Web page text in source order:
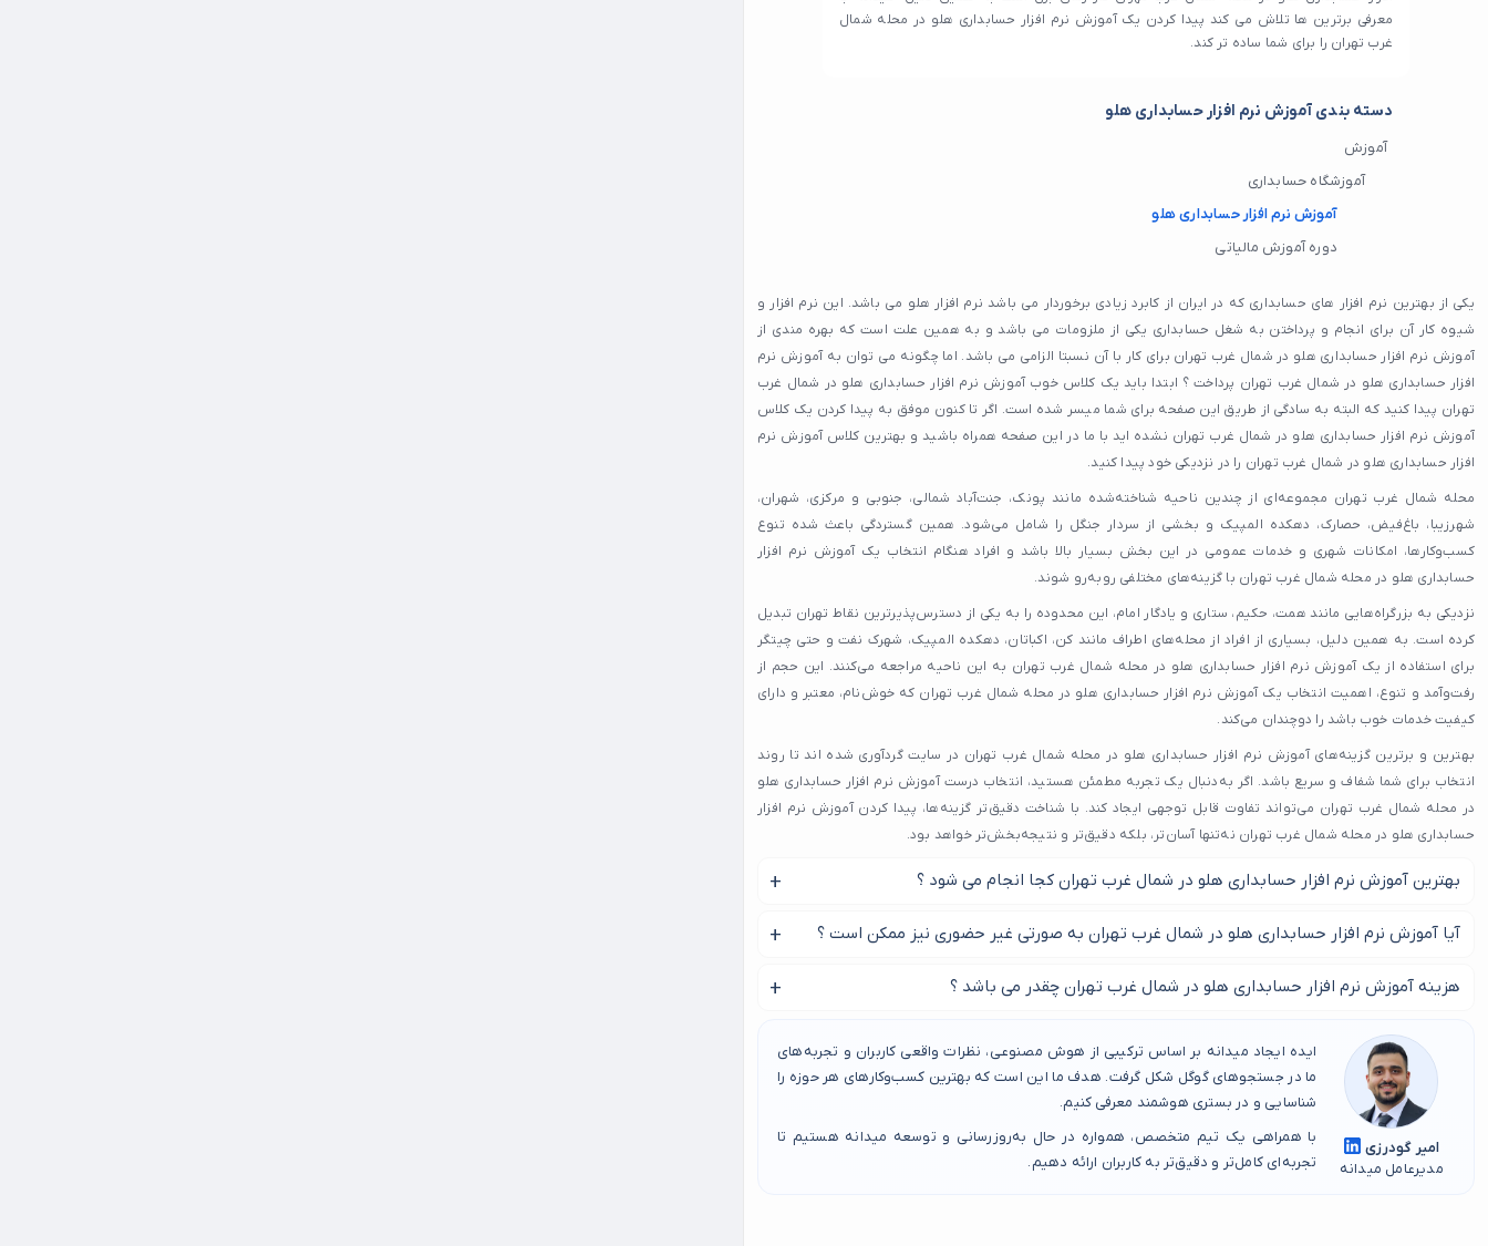
معرفی برترین ها تلاش می‌ کند پیدا کردن یک آموزش نرم افزار حسابداری هلو در محله شمال
غرب تهران را برای شما ساده تر کند.
دسته بندی آموزش نرم افزار حسابداری هلو
آموزش
آموزشگاه حسابداری
آموزش نرم افزار حسابداری هلو
دوره آموزش مالیاتی
یکی از بهترین نرم افزار های حسابداری که در ایران از کابرد زیادی برخوردار می باشد نرم افزار هلو می باشد. این نرم افزار و
شیوه کار آن برای انجام و پرداختن به شغل حسابداری یکی از ملزومات می باشد و به همین علت است که بهره مندی از
آموزش نرم افزار حسابداری هلو در شمال غرب تهران برای کار با آن نسبتا الزامی می باشد. اما چگونه می توان به آموزش نرم
افزار حسابداری هلو در شمال غرب تهران پرداخت ؟ ابتدا باید یک کلاس خوب آموزش نرم افزار حسابداری هلو در شمال غرب
تهران پیدا کنید که البته به سادگی از طریق این صفحه برای شما میسر شده است. اگر تا کنون موفق به پیدا کردن یک کلاس
آموزش نرم افزار حسابداری هلو در شمال غرب تهران نشده اید با ما در این صفحه همراه باشید و بهترین کلاس آموزش نرم
افزار حسابداری هلو در شمال غرب تهران را در نزدیکی خود پیدا کنید.
محله شمال غرب تهران مجموعه‌ای از چندین ناحیه شناخته‌شده مانند پونک، جنت‌آباد شمالی، جنوبی و مرکزی، شهران،
شهرزیبا، باغ‌فیض، حصارک، دهکده المپیک و بخشی از سردار جنگل را شامل می‌شود. همین گستردگی باعث شده تنوع
کسب‌وکارها، امکانات شهری و خدمات عمومی در این بخش بسیار بالا باشد و افراد هنگام انتخاب یک آموزش نرم افزار
حسابداری هلو در محله شمال غرب تهران با گزینه‌های مختلفی روبه‌رو شوند.
نزدیکی به بزرگراه‌هایی مانند همت، حکیم، ستاری و یادگار امام، این محدوده را به یکی از دسترس‌پذیرترین نقاط تهران تبدیل
کرده است. به همین دلیل، بسیاری از افراد از محله‌های اطراف مانند کن، اکباتان، دهکده المپیک، شهرک نفت و حتی چیتگر
برای استفاده از یک آموزش نرم افزار حسابداری هلو در محله شمال غرب تهران به این ناحیه مراجعه می‌کنند. این حجم از
رفت‌وآمد و تنوع، اهمیت انتخاب یک آموزش نرم افزار حسابداری هلو در محله شمال غرب تهران که خوش‌نام، معتبر و دارای
کیفیت خدمات خوب باشد را دوچندان می‌کند.
بهترین و برترین گزینه‌های آموزش نرم افزار حسابداری هلو در محله شمال غرب تهران در سایت گردآوری شده‌ اند تا روند
انتخاب برای شما شفاف و سریع باشد. اگر به‌دنبال یک تجربه مطمئن هستید، انتخاب درست آموزش نرم افزار حسابداری هلو
در محله شمال غرب تهران می‌تواند تفاوت قابل توجهی ایجاد کند. با شناخت دقیق‌تر گزینه‌ها، پیدا کردن آموزش نرم افزار
حسابداری هلو در محله شمال غرب تهران نه‌تنها آسان‌تر، بلکه دقیق‌تر و نتیجه‌بخش‌تر خواهد بود.
بهترین آموزش نرم افزار حسابداری هلو در شمال غرب تهران کجا انجام می شود ؟
از طریق این صفحه بهترین کلاس آموزش نرم افزار حسابداری هلو در شمال غرب تهران را پیدا کنید.
آیا آموزش نرم افزار حسابداری هلو در شمال غرب تهران به صورتی غیر حضوری نیز ممکن است ؟
بله شما می توانید از خدمات غیر حضوری آموزش نرم افزار حسابداری هلو در شمال غرب تهران استفاده
هزینه آموزش نرم افزار حسابداری هلو در شمال غرب تهران چقدر می باشد ؟
بهتر است برای کسب اطلاعات دقیق از هزینه آموزش نرم افزار حسابداری هلو در شمال غرب تهران با
کلاس مورد نظر خود تماس بگیرید.
امیر گودرزی
مدیرعامل میدانه
ایده ایجاد میدانه بر اساس ترکیبی از هوش مصنوعی، نظرات واقعی کاربران و تجربه‌های
ما در جستجوهای گوگل شکل گرفت. هدف ما این است که بهترین کسب‌وکارهای هر حوزه را
شناسایی و در بستری هوشمند معرفی کنیم.
با همراهی یک تیم متخصص، همواره در حال به‌روزرسانی و توسعه میدانه هستیم تا
تجربه‌ای کامل‌تر و دقیق‌تر به کاربران ارائه دهیم.